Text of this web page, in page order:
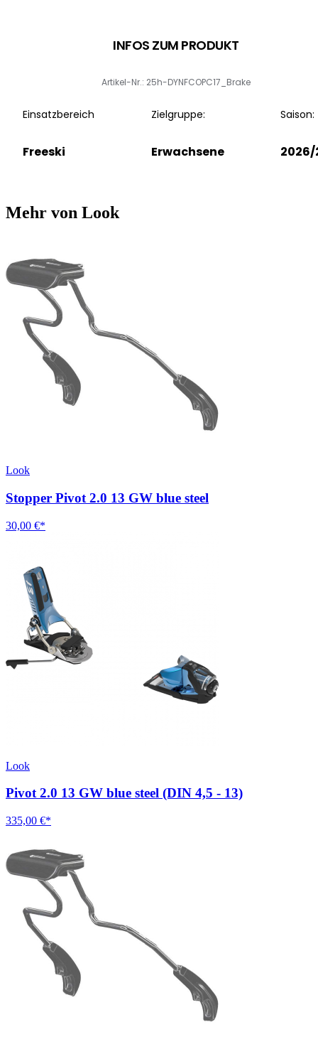
INFOS ZUM PRODUKT
Artikel-Nr.: 25h-DYNFCOPC17_Brake
Einsatzbereich
Freeski
Zielgruppe:
Erwachsene
Saison:
2026/
Mehr von Look
Look
Stopper Pivot 2.0 13 GW blue steel
30,00 €*
Look
Pivot 2.0 13 GW blue steel (DIN 4,5 - 13)
335,00 €*